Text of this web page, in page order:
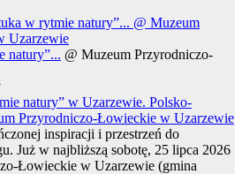
w rytmie natury”... @ Muzeum
Uzarzewie
natury”... @ Muzeum Przyrodniczo-
inspiracji i przestrzeń do
Już w najbliższą sobotę, 25 lipca 2026
Łowieckie w Uzarzewie (gmina